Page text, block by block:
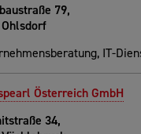
79,
IT-
Österreich GmbH
34,